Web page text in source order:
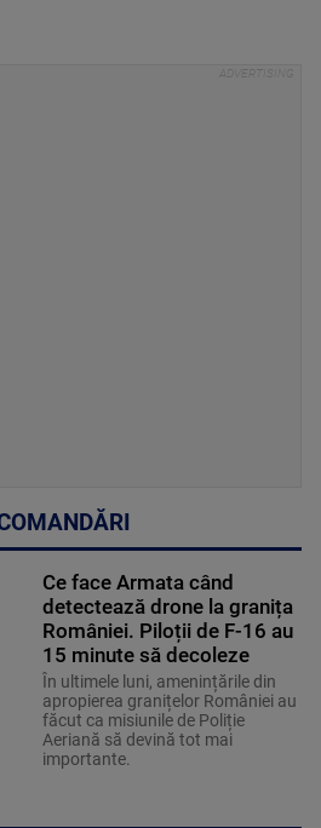
Ce face Armata când
detectează drone la granița
României. Piloții de F-16 au
15 minute să decoleze
În ultimele luni, amenințările din
apropierea granițelor României au
făcut ca misiunile de Poliție
Aeriană să devină tot mai
importante.